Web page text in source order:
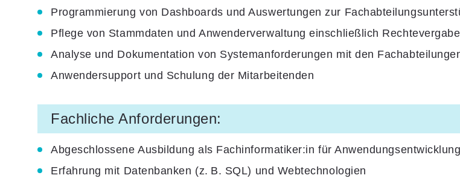
Programmierung von Dashboards und Auswertungen zur
Pflege von Stammdaten und Anwenderverwaltung einschließlich Rechtevergabe
Analyse und Dokumentation von Systemanforderungen mit den
Anwendersupport und Schulung der Mitarbeitenden
Fachliche Anforderungen:
Abgeschlossene Ausbildung als Fachinformatiker:in für
Erfahrung mit Datenbanken (z. B. SQL) und Webtechnologien